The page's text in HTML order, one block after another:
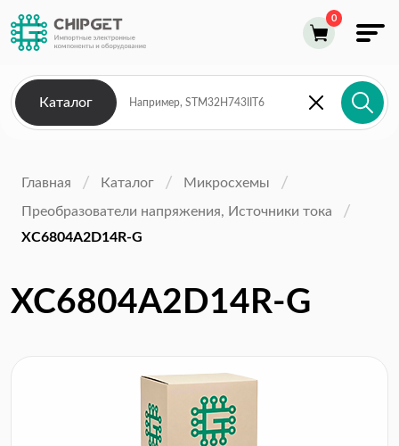
Каталог
Главная Каталог
Микросхемы
Преобразователи напряжения, Источники тока
XC6804A2D14R-G
XC6804A2D14R-G